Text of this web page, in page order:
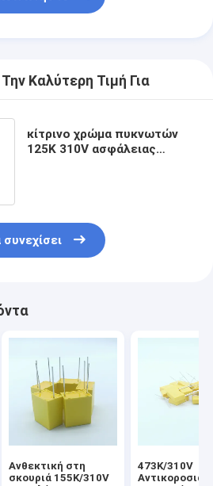
Καλύτερη Τιμή Για
κίτρινο χρώμα πυκνωτών
125K 310V ασφάλειας
Ανθεκτική στη
σκουριά 155K/310V
473K/310V